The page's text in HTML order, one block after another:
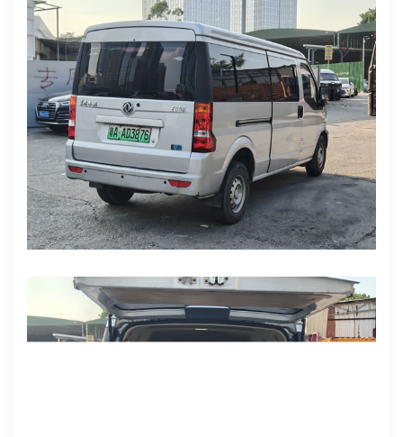
表显里程:36315(实表)
电池度数:41.93度
续航:230左右
车身颜色：银色
货箱尺寸:2600*1480*1350
保险：交强27年5月26日
售价：3万多
备注:公司自用车,公里数小,没拉过一趟货,纯代步使用.
稀缺质保内东风小康EC36.